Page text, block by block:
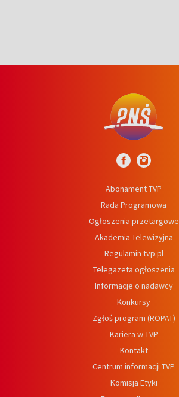
Abonament TVP
Rada Programowa
Ogłoszenia przetargowe
Akademia Telewizyjna
Regulamin tvp.pl
Telegazeta ogłoszenia
Informacje o nadawcy
Konkursy
Zgłoś program (ROPAT)
Kariera w TVP
Kontakt
Centrum informacji TVP
Komisja Etyki